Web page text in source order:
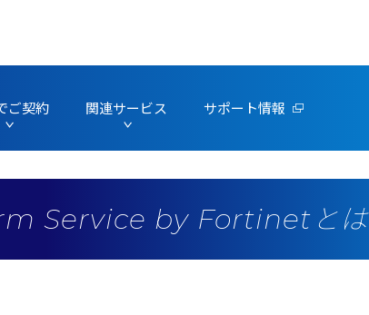
ご契約 関連サービス サポート情報
Service by Fortinetとは